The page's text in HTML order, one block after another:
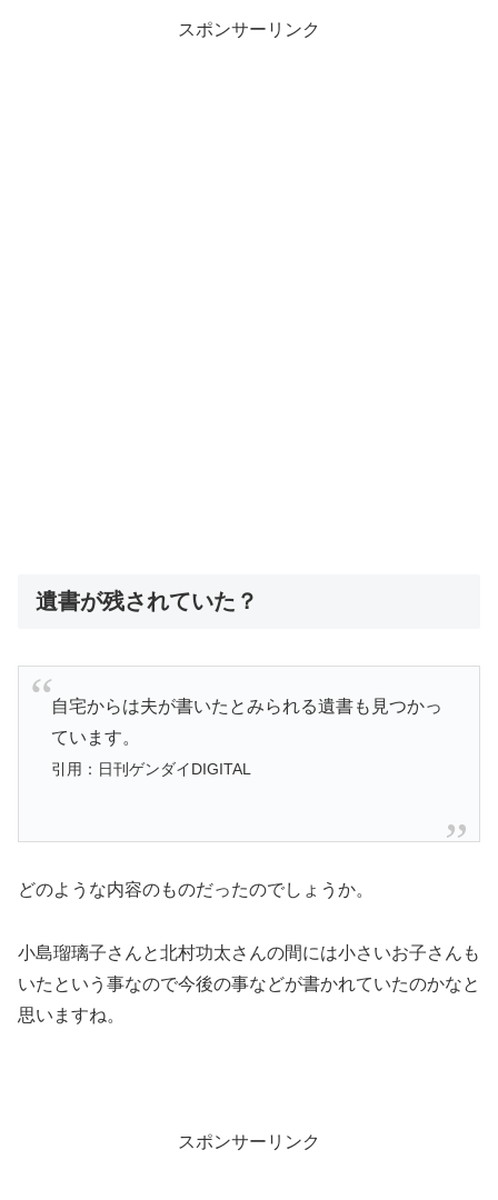
スポンサーリンク
遺書が残されていた？
自宅からは夫が書いたとみられる遺書も見つかっ
ています。
引用：日刊ゲンダイDIGITAL
どのような内容のものだったのでしょうか。
小島瑠璃子さんと北村功太さんの間には小さいお子さんも
いたという事なので今後の事などが書かれていたのかなと
思いますね。
スポンサーリンク